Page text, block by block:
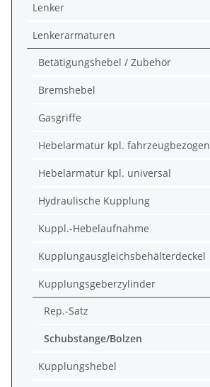
Lenker
Lenkerarmaturen
Betätigungshebel / Zubehör
Bremshebel
Gasgriffe
Hebelarmatur kpl. fahrzeugbezogen
Hebelarmatur kpl. universal
Hydraulische Kupplung
Kuppl.-Hebelaufnahme
Kupplungausgleichsbehälterdeckel
Kupplungsgeberzylinder
Rep.-Satz
Schubstange/Bolzen
Kupplungshebel